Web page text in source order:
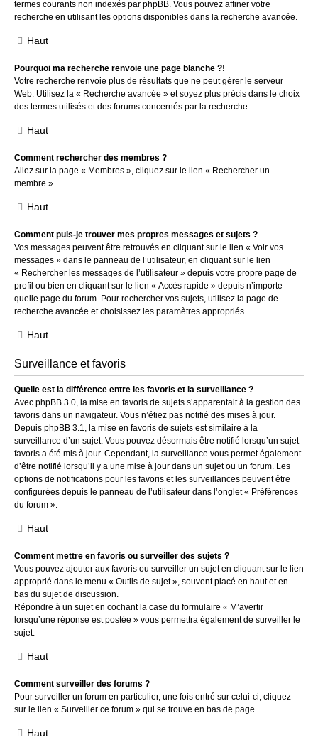
termes courants non indexés par phpBB. Vous pouvez affiner votre
recherche en utilisant les options disponibles dans la recherche avancée.
Haut
Pourquoi ma recherche renvoie une page blanche ?!
Votre recherche renvoie plus de résultats que ne peut gérer le serveur
Web. Utilisez la « Recherche avancée » et soyez plus précis dans le choix
des termes utilisés et des forums concernés par la recherche.
Haut
Comment rechercher des membres ?
Allez sur la page « Membres », cliquez sur le lien « Rechercher un
membre ».
Haut
Comment puis-je trouver mes propres messages et sujets ?
Vos messages peuvent être retrouvés en cliquant sur le lien « Voir vos
messages » dans le panneau de l’utilisateur, en cliquant sur le lien
« Rechercher les messages de l’utilisateur » depuis votre propre page de
profil ou bien en cliquant sur le lien « Accès rapide » depuis n’importe
quelle page du forum. Pour rechercher vos sujets, utilisez la page de
recherche avancée et choisissez les paramètres appropriés.
Haut
Surveillance et favoris
Quelle est la différence entre les favoris et la surveillance ?
Avec phpBB 3.0, la mise en favoris de sujets s’apparentait à la gestion des
favoris dans un navigateur. Vous n’étiez pas notifié des mises à jour.
Depuis phpBB 3.1, la mise en favoris de sujets est similaire à la
surveillance d’un sujet. Vous pouvez désormais être notifié lorsqu’un sujet
favoris a été mis à jour. Cependant, la surveillance vous permet également
d’être notifié lorsqu’il y a une mise à jour dans un sujet ou un forum. Les
options de notifications pour les favoris et les surveillances peuvent être
configurées depuis le panneau de l’utilisateur dans l’onglet « Préférences
du forum ».
Haut
Comment mettre en favoris ou surveiller des sujets ?
Vous pouvez ajouter aux favoris ou surveiller un sujet en cliquant sur le lien
approprié dans le menu « Outils de sujet », souvent placé en haut et en
bas du sujet de discussion.
Répondre à un sujet en cochant la case du formulaire « M’avertir
lorsqu’une réponse est postée » vous permettra également de surveiller le
sujet.
Haut
Comment surveiller des forums ?
Pour surveiller un forum en particulier, une fois entré sur celui-ci, cliquez
sur le lien « Surveiller ce forum » qui se trouve en bas de page.
Haut